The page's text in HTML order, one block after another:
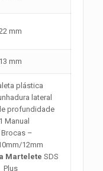
mm
13 mm
plástica
lateral
profundidade
Manual
Brocas –
12mm
Martelete SDS
Plus